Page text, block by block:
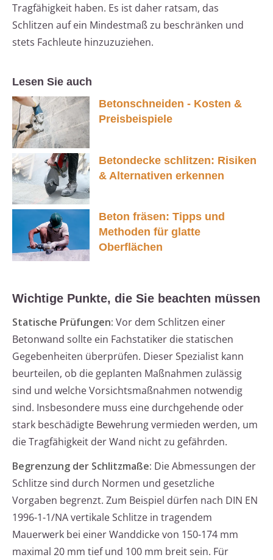
Tragfähigkeit haben. Es ist daher ratsam, das
Schlitzen auf ein Mindestmaß zu beschränken und
stets Fachleute hinzuzuziehen.
Lesen Sie auch
Betonschneiden - Kosten &
Preisbeispiele
Betondecke schlitzen: Risiken
& Alternativen erkennen
Beton fräsen: Tipps und
Methoden für glatte
Oberflächen
Wichtige Punkte, die Sie beachten müssen
Statische Prüfungen: Vor dem Schlitzen einer
Betonwand sollte ein Fachstatiker die statischen
Gegebenheiten überprüfen. Dieser Spezialist kann
beurteilen, ob die geplanten Maßnahmen zulässig
sind und welche Vorsichtsmaßnahmen notwendig
sind. Insbesondere muss eine durchgehende oder
stark beschädigte Bewehrung vermieden werden, um
die Tragfähigkeit der Wand nicht zu gefährden.
Begrenzung der Schlitzmaße: Die Abmessungen der
Schlitze sind durch Normen und gesetzliche
Vorgaben begrenzt. Zum Beispiel dürfen nach DIN EN
1996-1-1/NA vertikale Schlitze in tragendem
Mauerwerk bei einer Wanddicke von 150-174 mm
maximal 20 mm tief und 100 mm breit sein. Für